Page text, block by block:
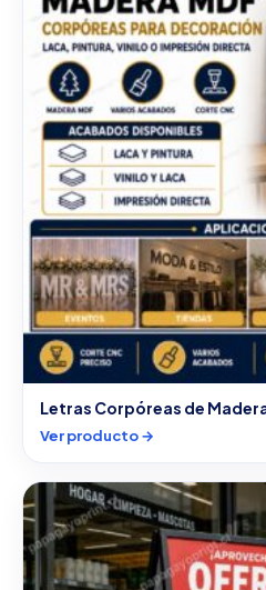
Letras Corpóreas de
Ver producto →